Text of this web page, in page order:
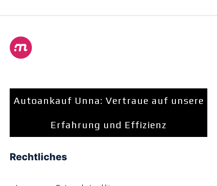
Autoankauf Unna: Vertraue auf unsere
Erfahrung und Effizienz
Rechtliches